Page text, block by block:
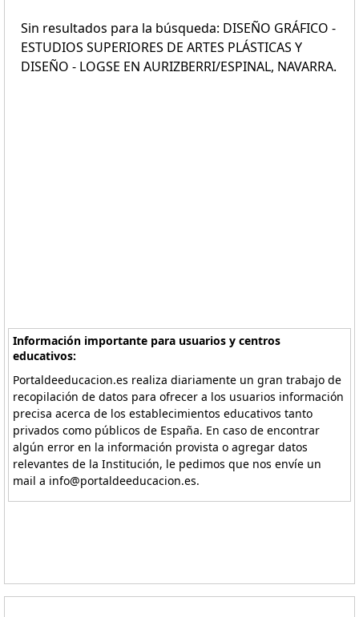
Sin resultados para la búsqueda: DISEÑO GRÁFICO -
ESTUDIOS SUPERIORES DE ARTES PLÁSTICAS Y
DISEÑO - LOGSE EN AURIZBERRI/ESPINAL, NAVARRA.
Información importante para usuarios y centros
educativos:
Portaldeeducacion.es realiza diariamente un gran trabajo de
recopilación de datos para ofrecer a los usuarios información
precisa acerca de los establecimientos educativos tanto
privados como públicos de España. En caso de encontrar
algún error en la información provista o agregar datos
relevantes de la Institución, le pedimos que nos envíe un
mail a info@portaldeeducacion.es.